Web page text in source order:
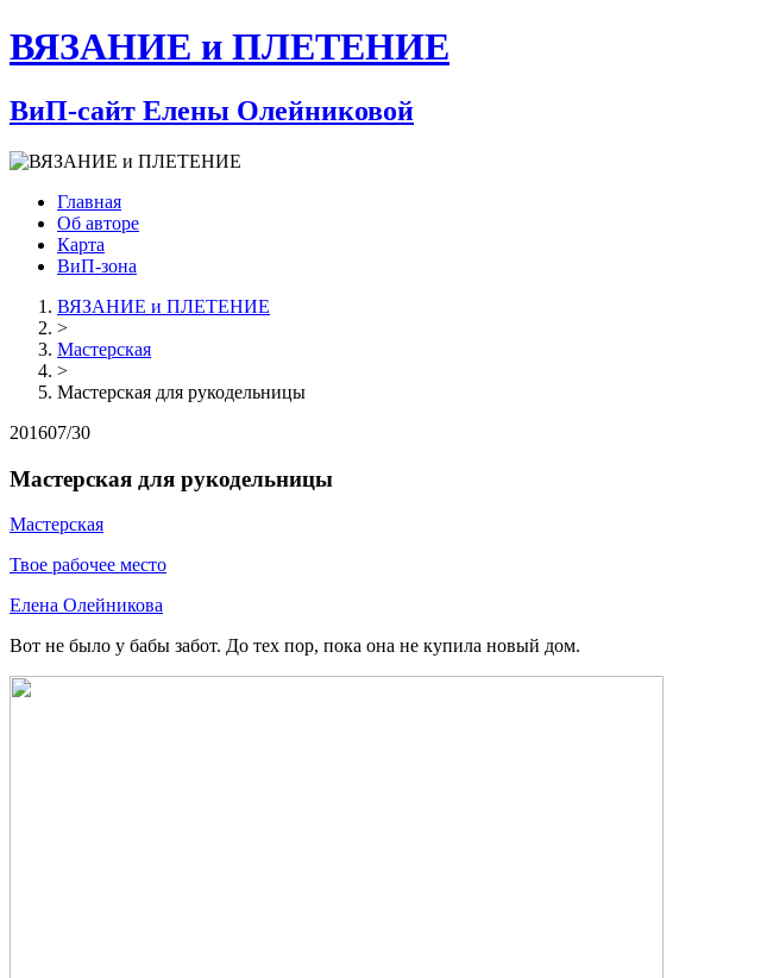
ВЯЗАНИЕ и ПЛЕТЕНИЕ
ВиП-сайт Елены Олейниковой
Главная
Об авторе
Карта
ВиП-зона
ВЯЗАНИЕ и ПЛЕТЕНИЕ
>
Мастерская
>
Мастерская для рукодельницы
201607/30
Мастерская для рукодельницы
Мастерская
Твое рабочее место
Елена Олейникова
Вот не было у бабы забот. До тех пор, пока она не купила новый дом.